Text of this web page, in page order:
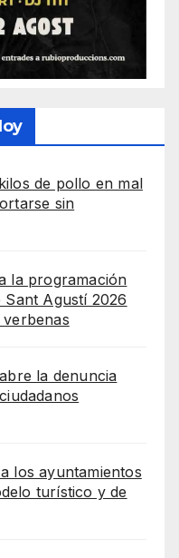
de pollo en mal
sin
la programación
Sant Agustí 2026
la denuncia
los ayuntamientos
turístico y de